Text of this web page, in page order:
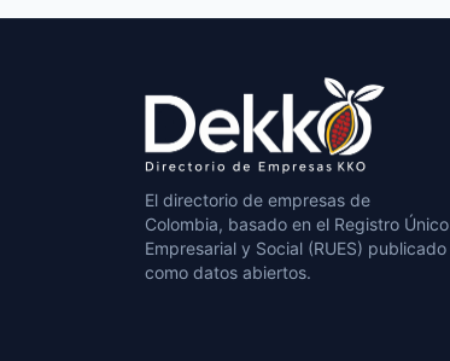
El directorio de empresas de
Colombia, basado en el Registro Único
Empresarial y Social (RUES) publicado
como datos abiertos.